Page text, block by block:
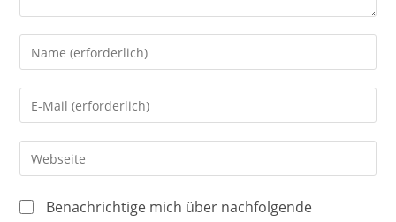
Gib
deinen
Namen
oder
Benutzernamen
zum
ein
Gib
deine
E-
Mail-
zum
Gib
deine
Website-
Benachrichtige mich über nachfolgende